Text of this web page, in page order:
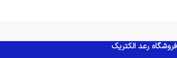
فروشگاه رعد الکتریک